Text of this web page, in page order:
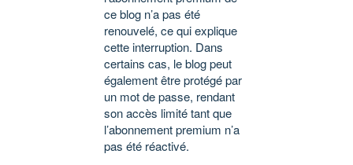
ce blog n’a pas été
renouvelé, ce qui explique
cette interruption. Dans
certains cas, le blog peut
également être protégé par
un mot de passe, rendant
son accès limité tant que
l’abonnement premium n’a
pas été réactivé.